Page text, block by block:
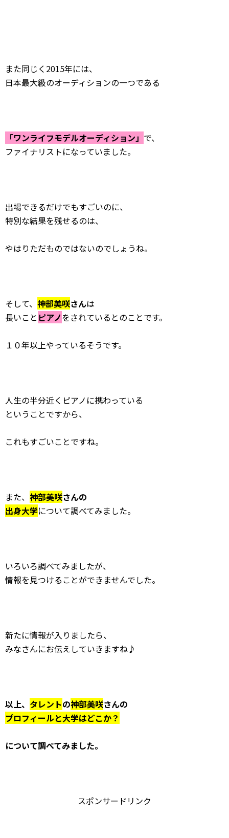
また同じく2015年には、
日本最大級のオーディションの一つである
「ワンライフモデルオーディション」 で、
ファイナリストになっていました。
出場できるだけでもすごいのに、
特別な結果を残せるのは、
やはりただものではないのでしょうね。
そして、 神部美咲さんは
長いこと ピアノをされているとのことです。
１０年以上やっているそうです。
人生の半分近くピアノに携わっている
ということですから、
これもすごいことですね。
また、 神部美咲さんの
出身大学について調べてみました。
いろいろ調べてみましたが、
情報を見つけることができませんでした。
新たに情報が入りましたら、
みなさんにお伝えしていきますね♪
以上、 タレントの神部美咲さんの
プロフィールと大学はどこか？
について調べてみました。
スポンサードリンク